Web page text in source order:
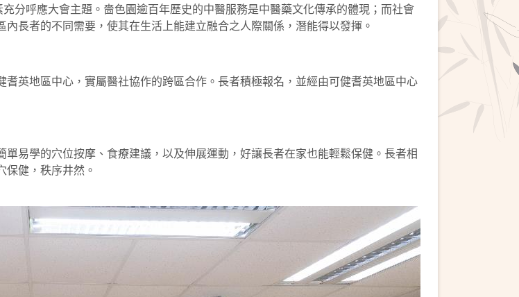
分呼應大會主題。嗇色園逾百年歷史的中醫服務是中醫藥文化傳承的體現；而社會
長者的不同需要，使其在生活上能建立融合之人際關係，潛能得以發揮。
英地區中心，實屬醫社協作的跨區合作。長者積極報名，並經由可健耆英地區中心
易學的穴位按摩、食療建議，以及伸展運動，好讓長者在家也能輕鬆保健。長者相
健，秩序井然。